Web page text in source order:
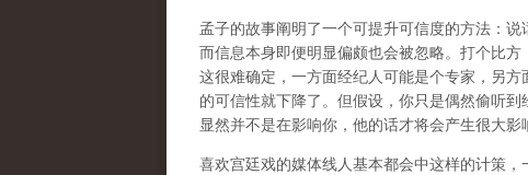
孟子的故事阐明了一个可提升可信度的方法： 说
而信息本身即便明显偏颇也会被忽略。 打个比方
这很难确定，一方面经纪人可能是个专家，另
的可信性就下降了。但假设，你只是偶然偷听
显然并不是在影响你，他的话才将会产生很大影
喜欢宫廷戏的媒体线人基本都会中这样的计策